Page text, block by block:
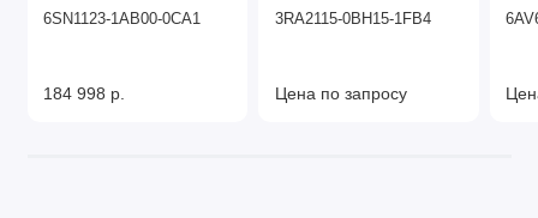
6SN1123-1AB00-0CA1
184 998 р.
3RA2115-0BH15-1FB4
Цена по запросу